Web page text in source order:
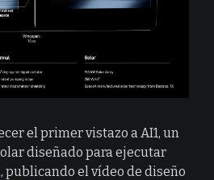
el primer vistazo a AI1, un
diseñado para ejecutar
publicando el vídeo de diseño